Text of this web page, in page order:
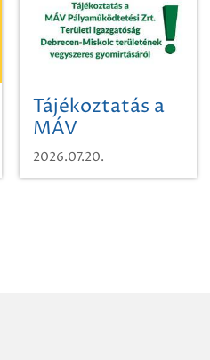
Tájékoztatás a
MÁV
Pályaműködtetési
Zrt. Területi
2026.07.20.